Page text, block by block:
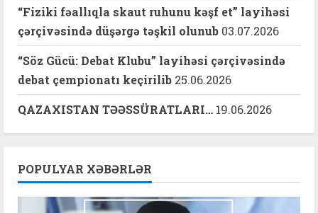
“Fiziki fəallıqla skaut ruhunu kəşf et” layihəsi
çərçivəsində düşərgə təşkil olunub 03.07.2026
“Söz Gücü: Debat Klubu” layihəsi çərçivəsində
debat çempionatı keçirilib 25.06.2026
QAZAXISTAN TƏƏSSÜRATLARI… 19.06.2026
POPULYAR XƏBƏRLƏR